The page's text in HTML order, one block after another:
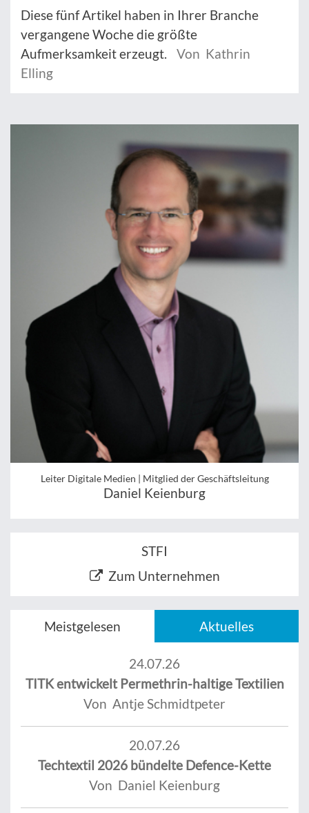
Diese fünf Artikel haben in Ihrer Branche
vergangene Woche die größte
Aufmerksamkeit erzeugt.
Von Kathrin
Elling
Leiter Digitale Medien | Mitglied der Geschäftsleitung
Daniel Keienburg
STFI
Zum Unternehmen
Meistgelesen Aktuelles
24.07.26
TITK entwickelt Permethrin-haltige Textilien
Von Antje Schmidtpeter
20.07.26
Techtextil 2026 bündelte Defence-Kette
Von Daniel Keienburg